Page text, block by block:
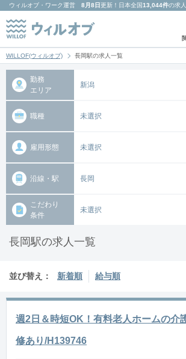
ウィルオブ・ワーク運営 8月8日更新！日本全国13,044件の求
WILLOF(ウィルオブ) 長岡駅の求人一覧
勤務
エリア
新潟
職種 未選択
雇用形態 未選択
沿線・駅 長岡
こだわり
条件
未選択
長岡駅の求人一覧
並び替え： 新着順 給与順
週2日＆時短OK！有料老人ホームの介
修あり/H139746